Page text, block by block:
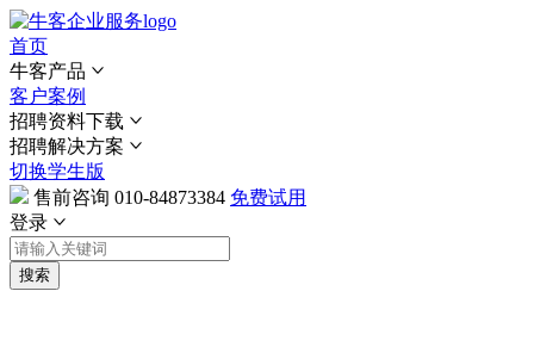
首页
牛客产品
客户案例
招聘资料下载
招聘解决方案
切换学生版
售前咨询 010-84873384 免费试用
登录
搜索